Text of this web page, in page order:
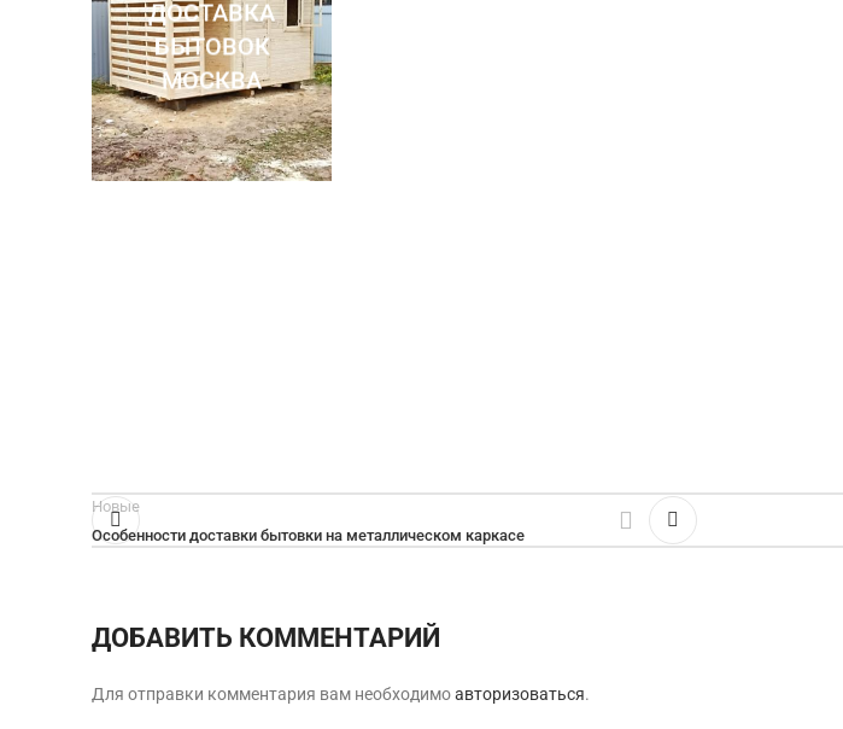
ДОСТАВКА
БЫТОВОК
МОСКВА
Новые
Особенности доставки бытовки на металлическом каркасе
ДОБАВИТЬ КОММЕНТАРИЙ
Для отправки комментария вам необходимоавторизоваться.